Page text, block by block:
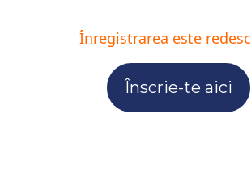
Înregistrarea este
Înscrie-te aici